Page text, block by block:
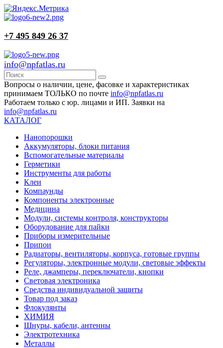
+7 495 849 26 37
info@npfatlas.ru
Вопросы о наличии, цене, фасовке и характеристиках
принимаем ТОЛЬКО по почте info@npfatlas.ru
Работаем только с юр. лицами и ИП. Заявки на
info@npfatlas.ru
КАТАЛОГ
Нанопорошки
Аккумуляторы, блоки питания
Вспомогательные материалы
Герметики
Инструменты для работы
Клеи
Компаунды
Компоненты электронные
Медицина
Модули, системы контроля, конструкторы
Оборудование для пайки
Приборы измерительные
Припои
Радиаторы, вентиляторы, корпуса, готовые группы
Регуляторы, электронные модули, световые эффекты
Реле, джамперы, переключатели, кнопки
Световая электроника
Средства индивидуальной защиты
Товар под заказ
Флокулянты
ХИМИЯ
Шнуры, кабели, антенны
Электротехника
Металлы